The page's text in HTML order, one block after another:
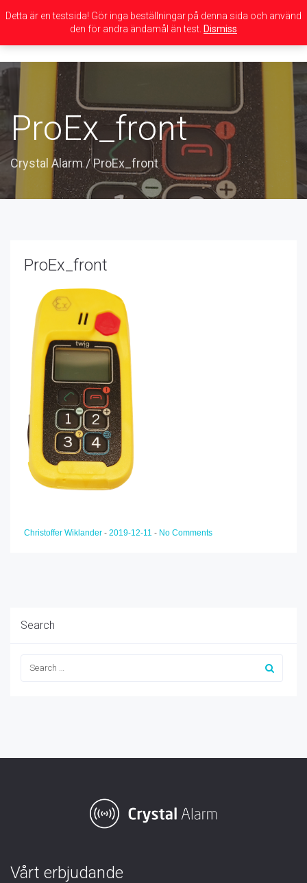
navigation
ProEx_front
Crystal Alarm/ProEx_front
ProEx_front
Christoffer Wiklander - 2019-12-11 - No Comments
Search
Vårt erbjudande
Detta är en testsida! Gör inga beställningar på denna sida och använd
den för andra ändamål än test. Dismiss